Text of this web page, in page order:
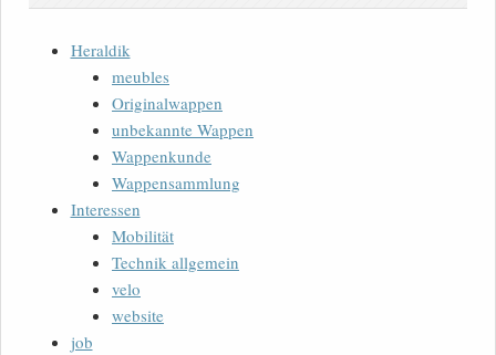
Heraldik
meubles
Originalwappen
unbekannte Wappen
Wappenkunde
Wappensammlung
Interessen
Mobilität
Technik allgemein
velo
website
job